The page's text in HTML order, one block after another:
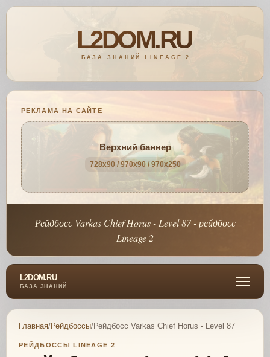
РЕКЛАМА НА САЙТЕ
Верхний баннер
728x90 / 970x90 / 970x250
Рейдбосс Varkas Chief Horus - Level 87 - рейдбосс
Lineage 2
L2DOM.RU
БАЗА ЗНАНИЙ
Главная/Рейдбоссы/Рейдбосс Varkas Chief Horus - Level 87
РЕЙДБОССЫ LINEAGE 2